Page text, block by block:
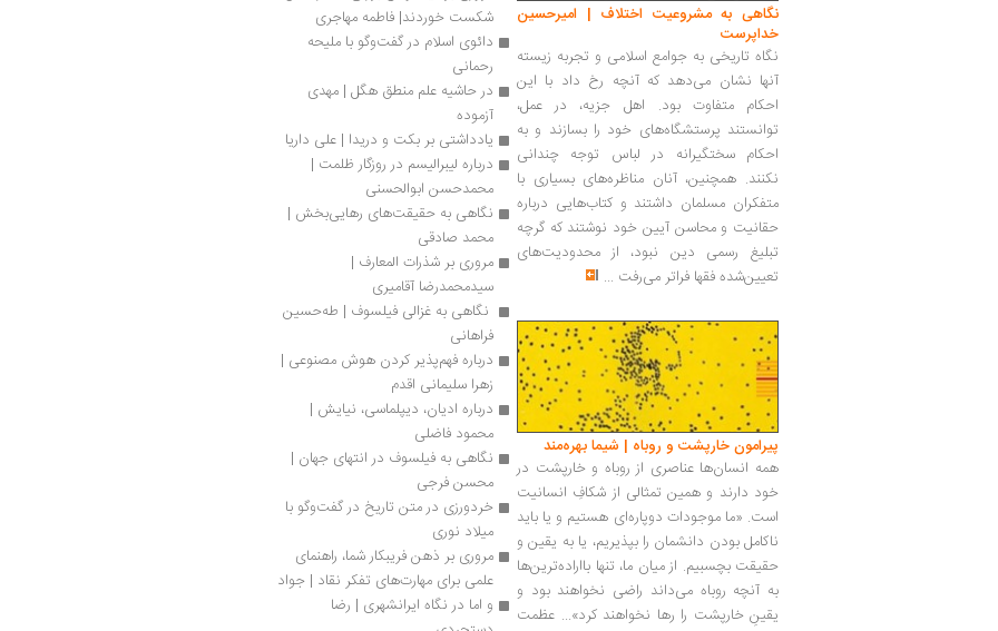
نگاهی به مشروعیت اختلاف | امیرحسین
خداپرست
نگاه تاریخی به جوامع اسلامی و تجربه زیسته
آنها نشان می‌دهد که آنچه رخ داد با این
احکام متفاوت بود. اهل جزیه، در عمل،
توانستند پرستشگاه‌های خود را بسازند و به
احکام سختگیرانه در لباس توجه چندانی
نکنند. همچنین، آنان مناظره‌های بسیاری با
متفکران مسلمان داشتند و کتاب‌هایی درباره
حقانیت و محاسن آیین خود نوشتند که گرچه
تبلیغ رسمی دین نبود، از محدودیت‌های
تعیین‌شده فقها فراتر می‌رفت ...
پیرامون خارپشت و روباه | شیما بهره‌مند
همه انسان‌ها عناصری از روباه و خارپشت در
خود دارند و همین تمثالی از شکافِ انسانیت
است. «ما موجودات دوپاره‌ای هستیم و یا باید
ناکامل بودن دانشمان را بپذیریم، یا به یقین و
حقیقت بچسبیم. از میان ما، تنها بااراده‌ترین‌ها
به آنچه روباه می‌داند راضی نخواهند بود و
یقینِ خارپشت را رها نخواهند کرد‌»... عظمت
شکست خوردند| فاطمه مهاجری
رحمانی
آزموده
یادداشتی بر بکت و دریدا | علی داریا
محمدحسن ابوالحسنی
محمد صادقی
سیدمحمدرضا آقامیری
فراهانی
زهرا سلیمانی اقدم
محمود فاضلی
محسن فرجی
میلاد نوری
لگزیان